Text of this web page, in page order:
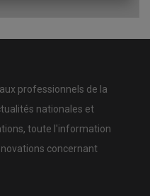
professionnels de la
nationales et
toute l'information
concernant